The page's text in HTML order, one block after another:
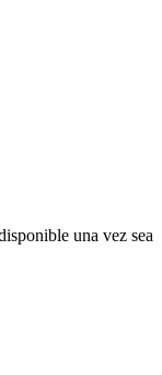
una vez sea